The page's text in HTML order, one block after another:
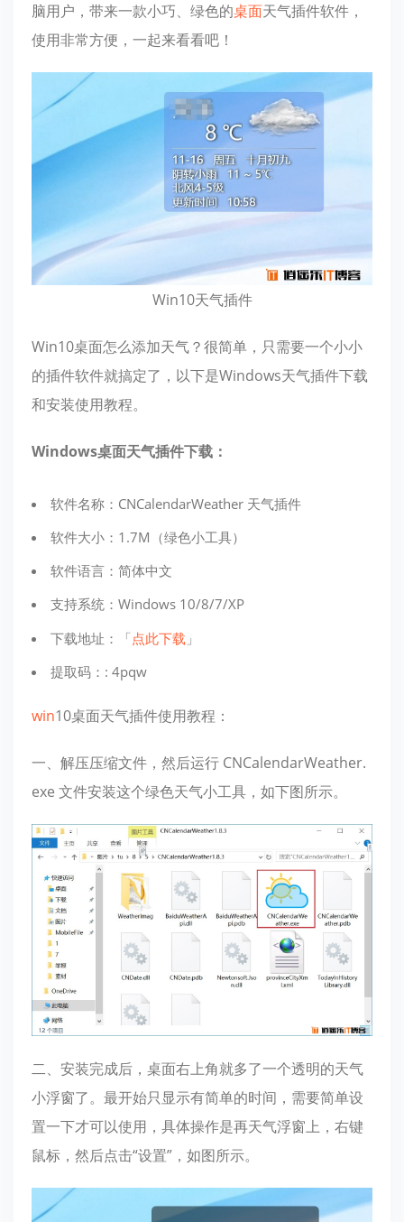
脑用户，带来一款小巧、绿色的桌面天气插件软件，
使用非常方便，一起来看看吧！
Win10天气插件
Win10桌面怎么添加天气？很简单，只需要一个小小
的插件软件就搞定了，以下是Windows天气插件下载
和安装使用教程。
Windows桌面天气插件下载：
软件名称：CNCalendarWeather 天气插件
软件大小：1.7M（绿色小工具）
软件语言：简体中文
支持系统：Windows 10/8/7/XP
下载地址：「点此下载 」
提取码：: 4pqw
win10桌面天气插件使用教程：
一、解压压缩文件，然后运行 CNCalendarWeather.
exe 文件安装这个绿色天气小工具，如下图所示。
二、安装完成后，桌面右上角就多了一个透明的天气
小浮窗了。最开始只显示有简单的时间，需要简单设
置一下才可以使用，具体操作是再天气浮窗上，右键
鼠标，然后点击“设置”，如图所示。